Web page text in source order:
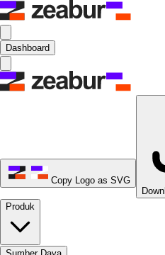
Dashboard
Copy Logo as SVG
Produk